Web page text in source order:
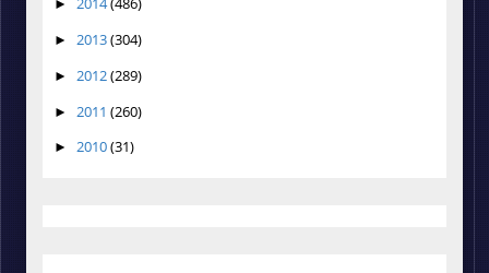
►
► 2013(304)
► 2012(289)
► 2011 (260)
► 2010(31)